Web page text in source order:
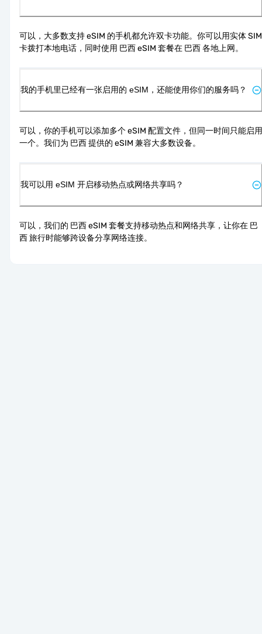
可以，大多数支持 eSIM 的手机都允许双卡功能。你可以用实体 SIM
卡拨打本地电话，同时使用 巴西 eSIM 套餐在 巴西 各地上网。
我的手机里已经有一张启用的 eSIM，还能使用你们的服务吗？
可以，你的手机可以添加多个 eSIM 配置文件，但同一时间只能启用
一个。我们为 巴西 提供的 eSIM 兼容大多数设备。
我可以用 eSIM 开启移动热点或网络共享吗？
可以，我们的 巴西 eSIM 套餐支持移动热点和网络共享，让你在 巴
西 旅行时能够跨设备分享网络连接。